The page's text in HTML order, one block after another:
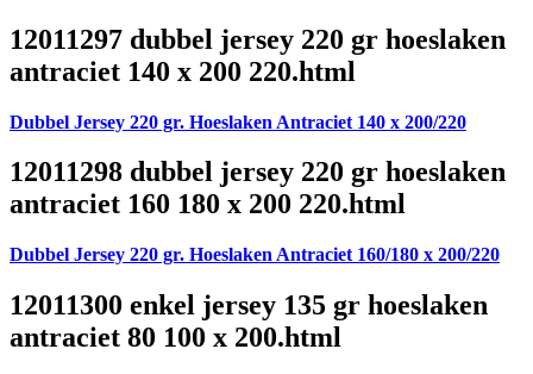
12011297 dubbel jersey 220 gr hoeslaken
antraciet 140 x 200 220.html
Dubbel Jersey 220 gr. Hoeslaken Antraciet 140 x 200/220
12011298 dubbel jersey 220 gr hoeslaken
antraciet 160 180 x 200 220.html
Dubbel Jersey 220 gr. Hoeslaken Antraciet 160/180 x 200/220
12011300 enkel jersey 135 gr hoeslaken
antraciet 80 100 x 200.html